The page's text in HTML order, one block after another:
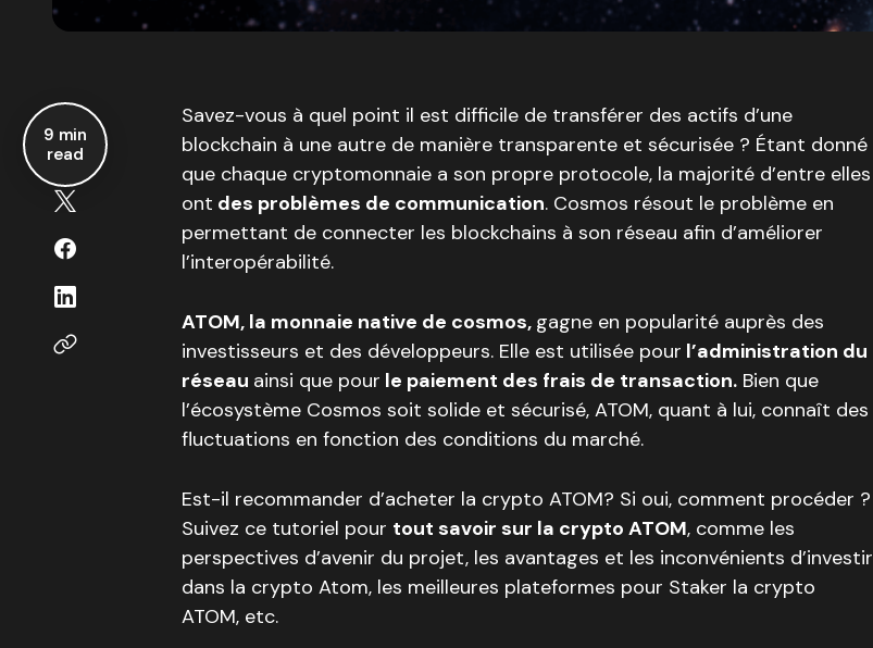
9 min
read
Savez-vous à quel point il est difficile de transférer des actifs d’une
blockchain à une autre de manière transparente et sécurisée ? Étant donné
que chaque cryptomonnaie a son propre protocole, la majorité d’entre elles
ont des problèmes de communication. Cosmos résout le problème en
permettant de connecter les blockchains à son réseau afin d’améliorer
l’interopérabilité.
ATOM, la monnaie native de cosmos, gagne en popularité auprès des
investisseurs et des développeurs. Elle est utilisée pour l’administration du
réseau ainsi que pour le paiement des frais de transaction. Bien que
l’écosystème Cosmos soit solide et sécurisé, ATOM, quant à lui, connaît des
fluctuations en fonction des conditions du marché.
Est-il recommander d’acheter la crypto ATOM? Si oui, comment procéder ?
Suivez ce tutoriel pour tout savoir sur la crypto ATOM, comme les
perspectives d’avenir du projet, les avantages et les inconvénients d’investir
dans la crypto Atom, les meilleures plateformes pour Staker la crypto
ATOM, etc.